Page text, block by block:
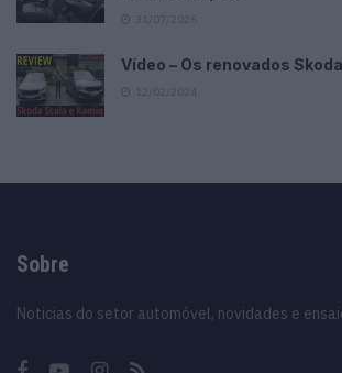
Vídeo – Os renovados
Sobre
Noticias do setor automóvel, novidades e